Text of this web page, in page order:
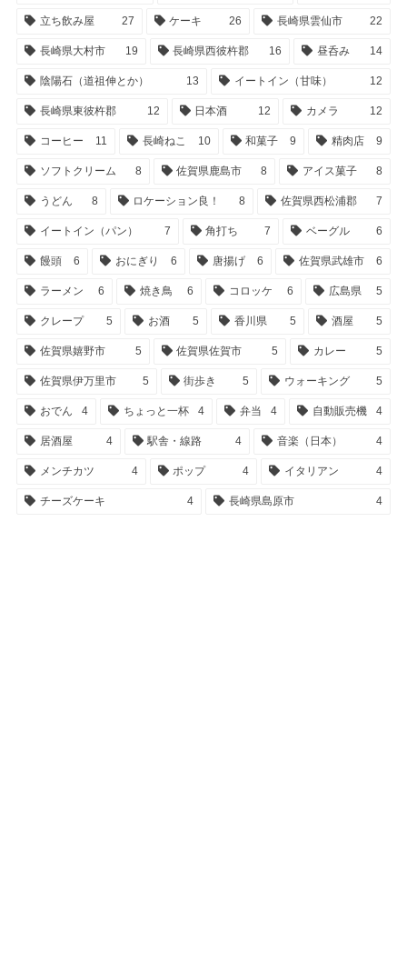
立ち飲み屋 27 ケーキ 26 長崎県雲仙市 22
長崎県大村市 19 長崎県西彼杵郡 16 昼呑み 14
陰陽石（道祖伸とか） 13 イートイン（甘味） 12
長崎県東彼杵郡 12 日本酒 12 カメラ 12
コーヒー 11 長崎ねこ 10 和菓子 9 精肉店 9
ソフトクリーム 8 佐賀県鹿島市 8 アイス菓子 8
うどん 8 ロケーション良！ 8 佐賀県西松浦郡 7
イートイン（パン） 7 角打ち 7 ベーグル 6
饅頭 6 おにぎり 6 唐揚げ 6 佐賀県武雄市 6
ラーメン 6 焼き鳥 6 コロッケ 6 広島県 5
クレープ 5 お酒 5 香川県 5 酒屋 5
佐賀県嬉野市 5 佐賀県佐賀市 5 カレー 5
佐賀県伊万里市 5 街歩き 5 ウォーキング 5
おでん 4 ちょっと一杯 4 弁当 4 自動販売機 4
居酒屋 4 駅舎・線路 4 音楽（日本） 4
メンチカツ 4 ポップ 4 イタリアン 4
チーズケーキ 4 長崎県島原市 4